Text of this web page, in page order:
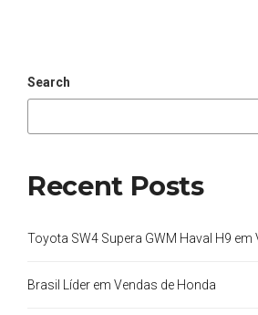
Search
Recent Posts
Toyota SW4 Supera GWM Haval H9 em
Brasil Líder em Vendas de Honda